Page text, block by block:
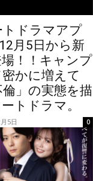
ドラマアプ
月5日から新
！！キャンプ
かに増えて
」の実態を描
トドラマ。
5日 0